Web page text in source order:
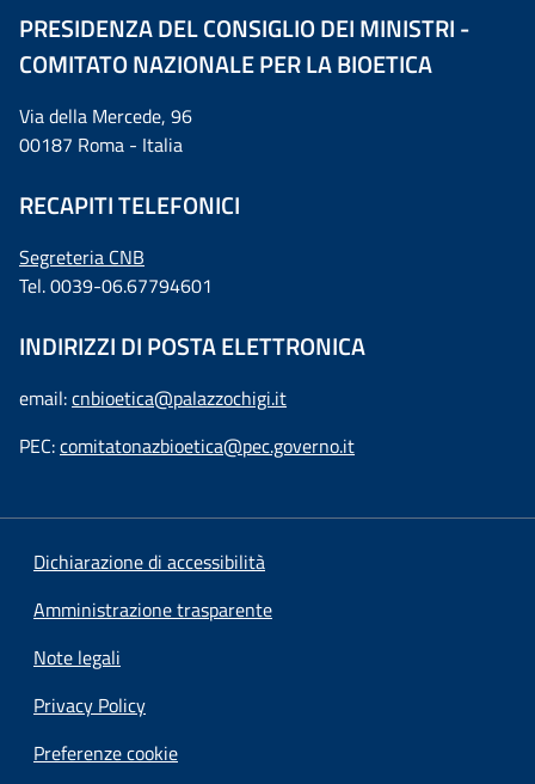
PRESIDENZA DEL CONSIGLIO DEI MINISTRI -
COMITATO NAZIONALE PER LA BIOETICA
Via della Mercede, 96
00187 Roma - Italia
RECAPITI TELEFONICI
Segreteria CNB
Tel. 0039-06.67794601
INDIRIZZI DI POSTA ELETTRONICA
email:cnbioetica@palazzochigi.it
PEC:comitatonazbioetica@pec.governo.it
Dichiarazione di accessibilità
Amministrazione trasparente
Note legali
Privacy Policy
Preferenze cookie